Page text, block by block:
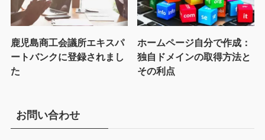
鹿児島商工会議所エキスパ
ートバンクに登録されまし
た
ホームページ自分で作成：
独自ドメインの取得方法と
その利点
お問い合わせ